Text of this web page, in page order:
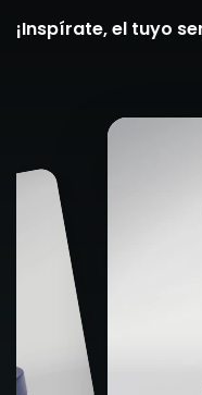
¡Inspírate, el tuyo